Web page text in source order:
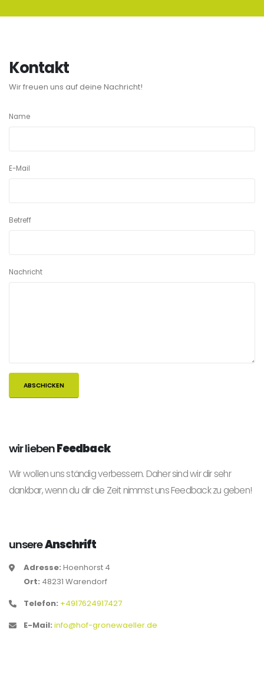
Kontakt
Wir freuen uns auf deine Nachricht!
Name
E-Mail
Betreff
Nachricht
wir liebenFeedback
Wir wollen uns ständig verbessern. Daher sind wir dir sehr
dankbar, wenn du dir die Zeit nimmst uns Feedback zu geben!
unsereAnschrift
Adresse: Hoenhorst 4
Ort: 48231 Warendorf
Telefon: +4917624917427
E-Mail: info@hof-gronewaeller.de